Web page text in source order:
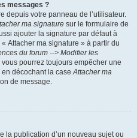
messages ?
depuis votre panneau de l’utilisateur.
ma signature sur le formulaire de
ajouter la signature par défaut à
Attacher ma signature » à partir du
du forum --> Modifier les
vous pourrez toujours empêcher une
en décochant la caseAttacher ma
de message.
la publication d’un nouveau sujet ou